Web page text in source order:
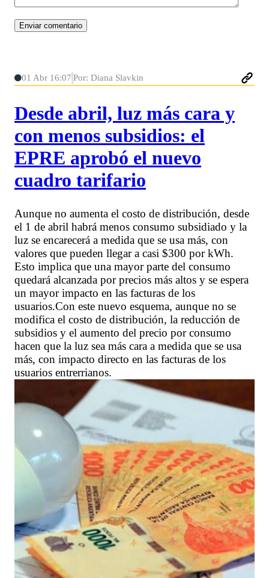
01 Abr 16:07 Por: Diana Slavkin
Desde abril, luz más cara y
con menos subsidios: el
EPRE aprobó el nuevo
cuadro tarifario
Aunque no aumenta el costo de distribución, desde
el 1 de abril habrá menos consumo subsidiado y la
luz se encarecerá a medida que se usa más, con
valores que pueden llegar a casi $300 por kWh.
Esto implica que una mayor parte del consumo
quedará alcanzada por precios más altos y se espera
un mayor impacto en las facturas de los
usuarios.Con este nuevo esquema, aunque no se
modifica el costo de distribución, la reducción de
subsidios y el aumento del precio por consumo
hacen que la luz sea más cara a medida que se usa
más, con impacto directo en las facturas de los
usuarios entrerrianos.